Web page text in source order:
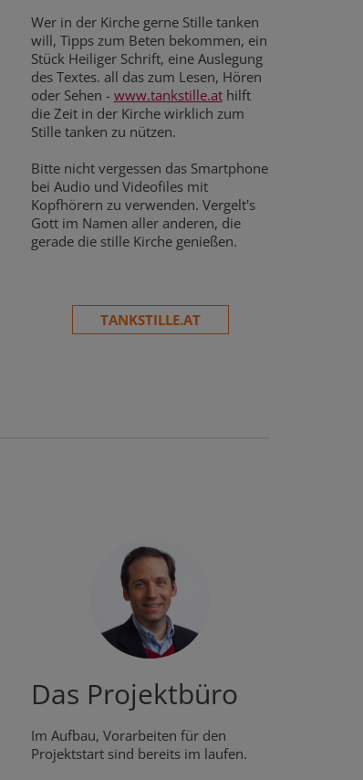
Wer in der Kirche gerne Stille tanken
will, Tipps zum Beten bekommen, ein
Stück Heiliger Schrift, eine Auslegung
des Textes. all das zum Lesen, Hören
oder Sehen - www.tankstille.athilft
die Zeit in der Kirche wirklich zum
Stille tanken zu nützen.
Bitte nicht vergessen das Smartphone
bei Audio und Videofiles mit
Kopfhörern zu verwenden. Vergelt's
Gott im Namen aller anderen, die
gerade die stille Kirche genießen.
TANKSTILLE.AT
Das Projektbüro
Im Aufbau, Vorarbeiten für den
Projektstart sind bereits im laufen.